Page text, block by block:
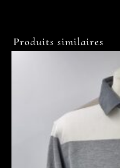
Produits similaires